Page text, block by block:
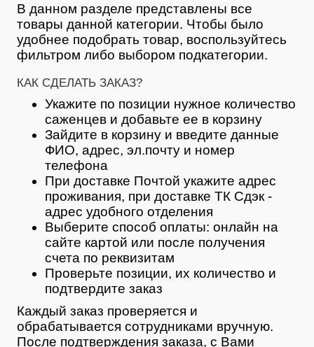
В данном разделе представлены все
товары данной категории. Чтобы было
удобнее подобрать товар, воспользуйтесь
фильтром либо выбором подкатегории.
КАК СДЕЛАТЬ ЗАКАЗ?
Укажите по позиции нужное количество
саженцев и добавьте ее в корзину
Зайдите в корзину и введите данные
ФИО, адрес, эл.почту и номер
телефона
При доставке Почтой укажите адрес
проживания, при доставке ТК Сдэк -
адрес удобного отделения
Выберите способ оплаты: онлайн на
сайте картой или после получения
счета по реквизитам
Проверьте позиции, их количество и
подтвердите заказ
Каждый заказ проверяется и
обрабатывается сотрудниками вручную.
После подтверждения заказа, с Вами